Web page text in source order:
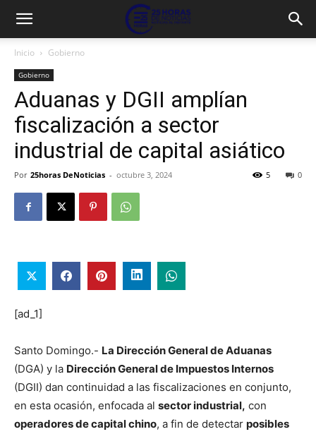
Inicio Gobierno
Gobierno
Aduanas y DGII amplían
fiscalización a sector
industrial de capital asiático
Por 25horas DeNoticias - octubre 3, 2024 0
5
[ad_1]
Santo Domingo.- La Dirección General de Aduanas
(DGA) y la Dirección General de Impuestos Internos
(DGII) dan continuidad a las fiscalizaciones en conjunto,
en esta ocasión, enfocada al sector industrial, con
operadores de capital chino, a fin de detectar posibles